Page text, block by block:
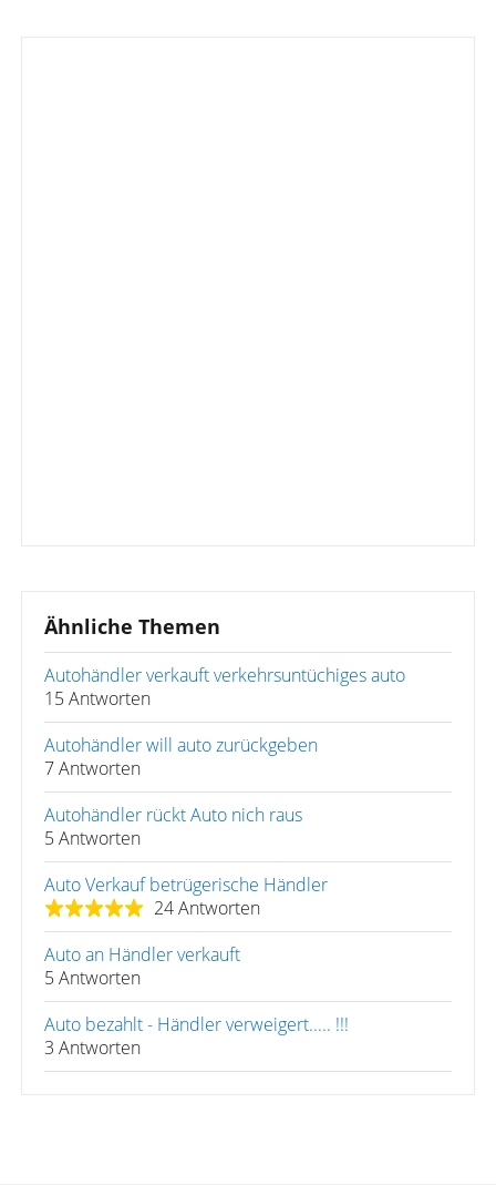
Ähnliche Themen
Autohändler verkauft verkehrsuntüchiges auto
15 Antworten
Autohändler will auto zurückgeben
7 Antworten
Autohändler rückt Auto nich raus
5 Antworten
Auto Verkauf betrügerische Händler
24 Antworten
Auto an Händler verkauft
5 Antworten
Auto bezahlt - Händler verweigert..... !!!
3 Antworten